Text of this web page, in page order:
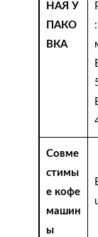
НАЯ У
ПАКО
ВКА
Совме
стимы
е кофе
машин
ы